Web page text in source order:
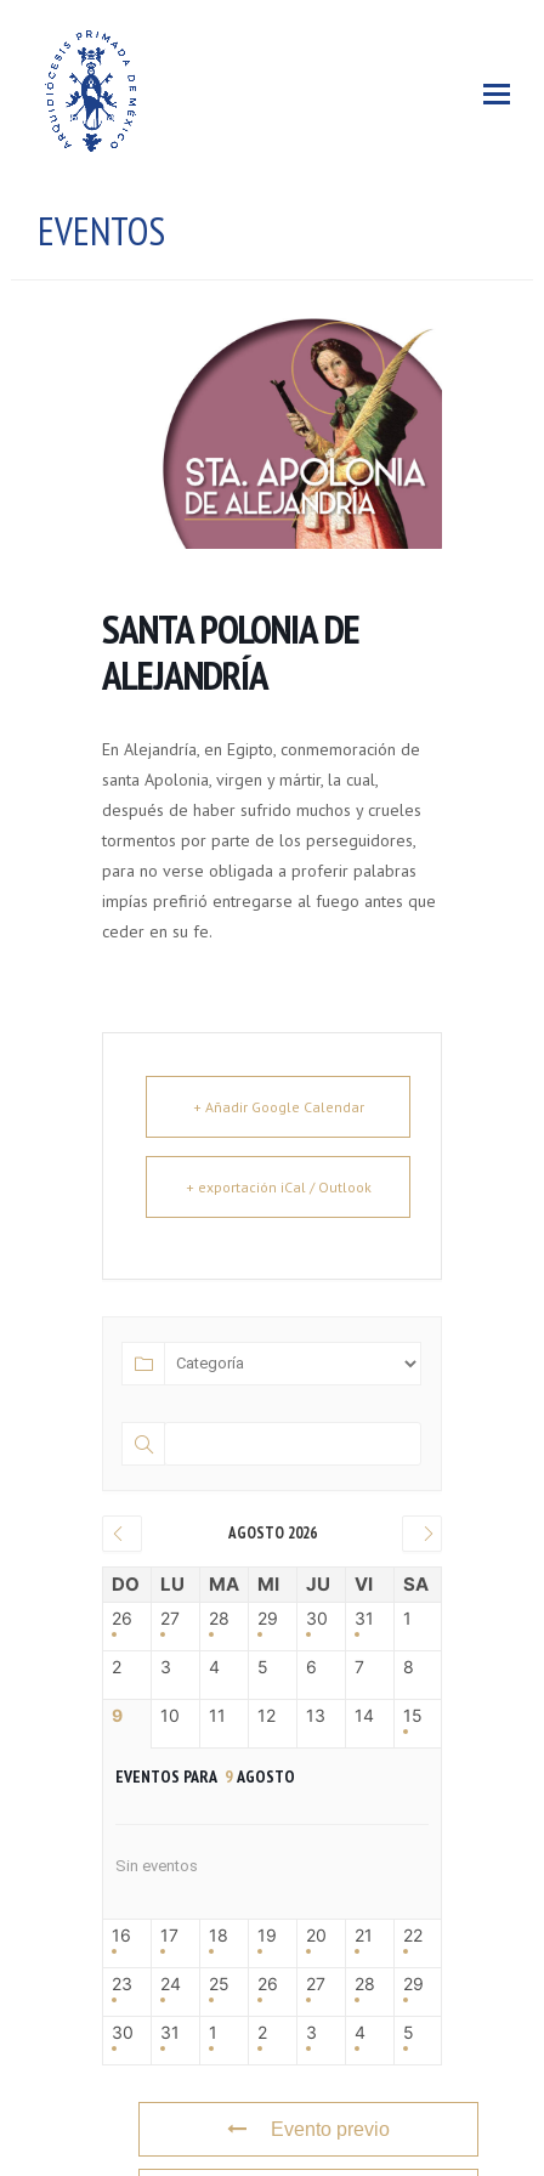
EVENTOS
SANTA POLONIA DE
ALEJANDRÍA
En Alejandría, en Egipto, conmemoración de
santa Apolonia, virgen y mártir, la cual,
después de haber sufrido muchos y crueles
tormentos por parte de los perseguidores,
para no verse obligada a proferir palabras
impías prefirió entregarse al fuego antes que
ceder en su fe.
+ Añadir Google Calendar
+ exportación iCal / Outlook
AGOSTO 2026
DO LU MA MI JU VI SA
26 27 28 29 30 31 1
2 3 4 5 6 7 8
9 10 11 12 13 14 15
EVENTOS PARA 9AGOSTO
Sin eventos
16 17 18 19 20 21 22
23 24 25 26 27 28 29
30 31 1 2 3 4 5
Evento previo